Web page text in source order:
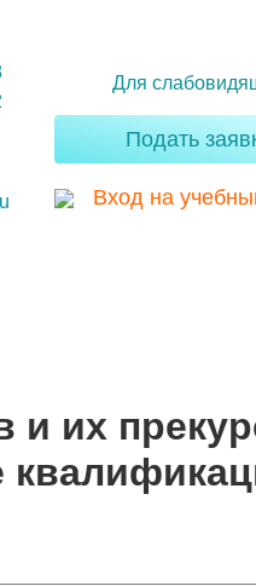
Для
Подать
Вход на
и их